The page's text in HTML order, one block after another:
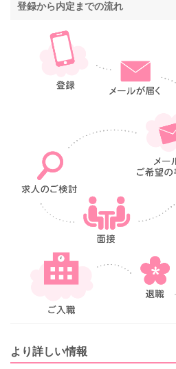
登録から内定までの流れ
より詳しい情報